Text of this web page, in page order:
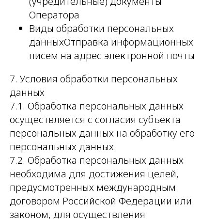
Оператора
Виды обработки персональных
данныхОтправка информационных
писем на адрес электронной почты
7. Условия обработки персональных
данных
7.1. Обработка персональных данных
осуществляется с согласия субъекта
персональных данных на обработку его
персональных данных.
7.2. Обработка персональных данных
необходима для достижения целей,
предусмотренных международным
договором Российской Федерации или
законом, для осуществления